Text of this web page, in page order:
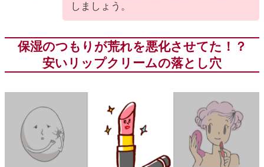
しましょう。
保湿のつもりが荒れを悪化させてた！？
安いリップクリームの落とし穴